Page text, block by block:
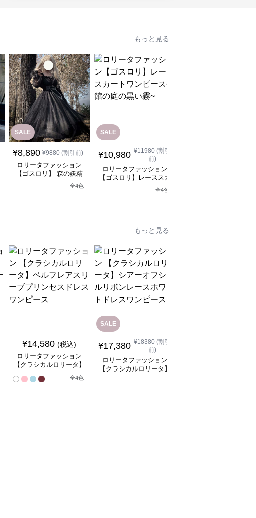
もっと見る
SALE
¥8,890 ¥9880(割引前)
ロリータファッション
【ゴスロリ】 森の妖精
風ゴシックロリータワン
全4色
SALE
¥10,980 ¥11980(割引
前)
ロリータファッション
【ゴスロリ】レーススカ
ートワンピース~館の庭
全4色
もっと見る
¥14,580 (税込)
ロリータファッション
【クラシカルロリータ】
ベルフレアスリーブプリ
ンセスドレスワンピース
全4色
SALE
¥17,380 ¥18380(割引
前)
ロリータファッション
【クラシカルロリータ】